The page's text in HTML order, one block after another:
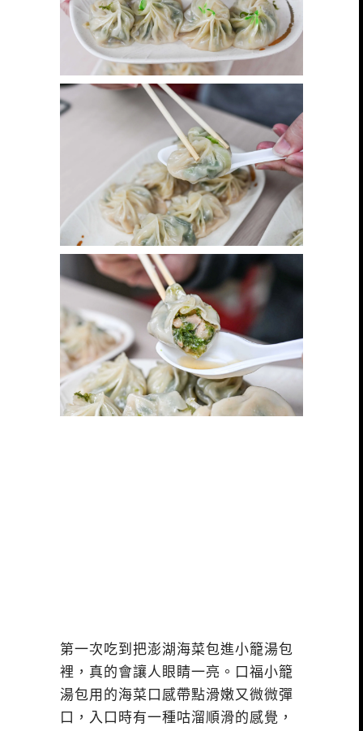
第一次吃到把澎湖海菜包進小籠湯包
裡，真的會讓人眼睛一亮。口福小籠
湯包用的海菜口感帶點滑嫩又微微彈
口，入口時有一種咕溜順滑的感覺，